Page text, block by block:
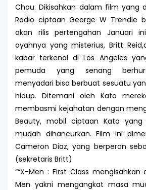
Chou. Dikisahkan dalam film yang
Radio ciptaan George W Trendle
akan rilis pertengahan Januari
ayahnya yang misterius, Britt
kabar terkenal di Los Angeles
pemuda yang senang
menyadari bisa berbuat sesuatu
hidup. Ditemani oleh Kato
membasmi kejahatan dengan
Beauty, mobil ciptaan Kato
mudah dihancurkan. Film ini
Cameron Diaz, yang berperan
(sekretaris Britt)
“ X-Men : First Class mengisahkan
Men yakni mengangkat masa